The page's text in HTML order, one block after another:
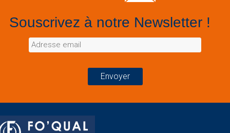
Souscrivez à notre Newsletter !